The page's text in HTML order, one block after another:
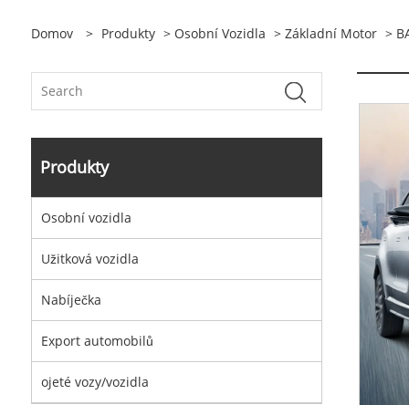
Domov > Produkty > Osobní Vozidla > Základní Motor >
Produkty
Osobní vozidla
Užitková vozidla
Nabíječka
Export automobilů
ojeté vozy/vozidla